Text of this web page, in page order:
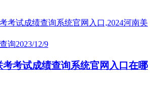
询2023/12/9
考考试成绩查询系统官网入口在哪